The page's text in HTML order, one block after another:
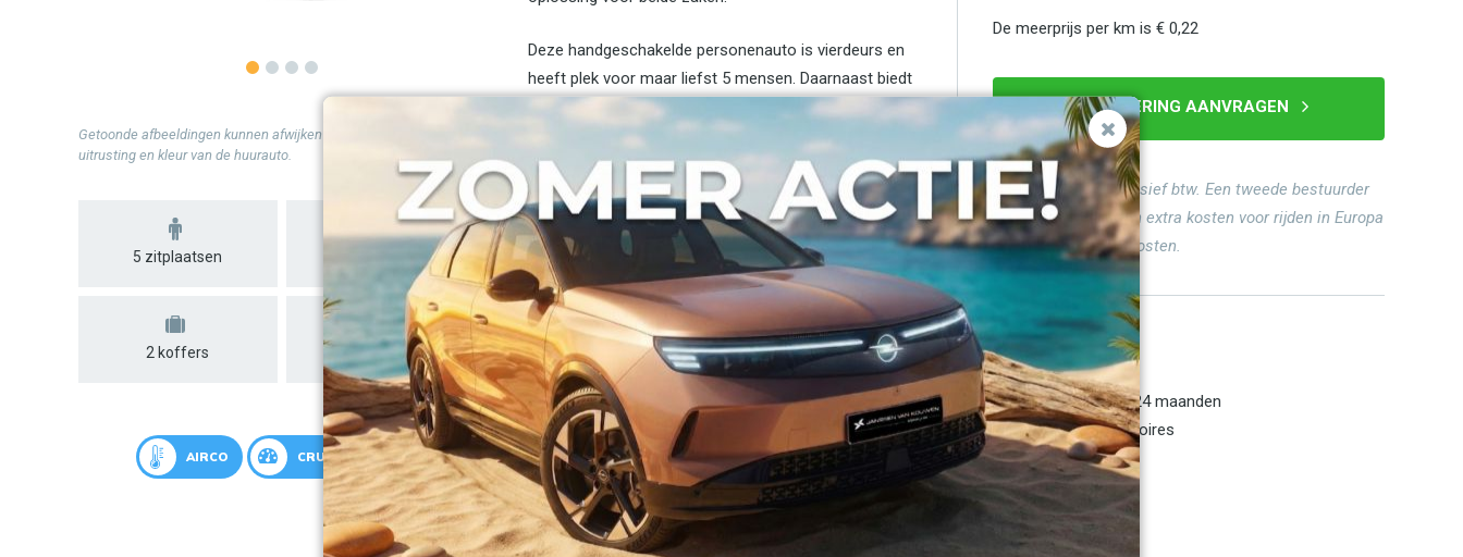
Getoonde afbeeldingen kunnen afwijken van de werkelijke
uitrusting en kleur van de huurauto.
5 zitplaatsen
2 koffers Automaat
AIRCO CRUISECONTROL
De meerprijs per km is € 0,22
RESERVERING AANVRAGEN
Alle prijzen zijn inclusief btw. Een tweede bestuurder
is gratis. Er zijn geen extra kosten voor rijden in Europa
en geen verborgen kosten.
Snelle service
Nieuwe auto's
Van 1 dag tot 24 maanden
Verhuisaccessoires
BOVAG Erkend
Deze handgeschakelde personenauto is vierdeurs en
heeft plek voor maar liefst 5 mensen. Daarnaast biedt
de auto voldoende bagageruimte. Dankzij de sportieve
uitstraling en de luxe uitvoering is het een genot om in
deze wagen te rijden. Ideaal voor als u een weekendje
weg wil met het gezin of om u comfortabel te laten
vervoeren voor uw werk.
Goedkope personenauto Opel Corsa
E of Peugeot e-208 huren bij Janssen
van Kouwen Autoverhuur
Goedkoop auto huren? Bij Janssen van Kouwen
Autoverhuur, specialist in de verhuur van
personenauto’s en bedrijfswagens, kunt u de Opel
Corsa E of Peugeot e-208 huren voor een voordelige
prijs. Al vanaf€70,- per dag kunt u deze Opel/Peugeot
huren.